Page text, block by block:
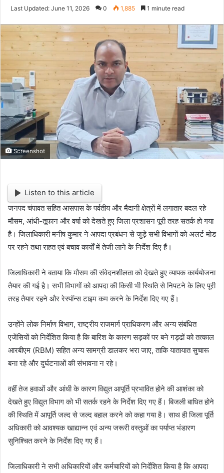
e
a
n
e
m
a
i
Last Updated: June 11, 2026 0 1,885 1 minute read
Screenshot
Listen to this article
जनपद चंपावत सहित आसपास के पर्वतीय और मैदानी क्षेत्रों में लगातार बदल रहे
मौसम, आंधी-तूफान और वर्षा को देखते हुए जिला प्रशासन पूरी तरह सतर्क हो गया
है। जिलाधिकारी मनीष कुमार ने आपदा प्रबंधन से जुड़े सभी विभागों को अलर्ट मोड
पर रहने तथा राहत एवं बचाव कार्यों में तेजी लाने के निर्देश दिए हैं।
जिलाधिकारी ने बताया कि मौसम की संवेदनशीलता को देखते हुए व्यापक कार्ययोजना
तैयार की गई है। सभी विभागों को आपदा की किसी भी स्थिति से निपटने के लिए पूरी
तरह तैयार रहने और रेस्पॉन्स टाइम कम करने के निर्देश दिए गए हैं।
उन्होंने लोक निर्माण विभाग, राष्ट्रीय राजमार्ग प्राधिकरण और अन्य संबंधित
एजेंसियों को निर्देशित किया है कि बारिश के कारण सड़कों पर बने गड्ढों को तत्काल
आरबीएम (RBM) सहित अन्य सामग्री डालकर भरा जाए, ताकि यातायात सुचारू
बना रहे और दुर्घटनाओं की संभावना न रहे।
वहीं तेज हवाओं और आंधी के कारण विद्युत आपूर्ति प्रभावित होने की आशंका को
देखते हुए विद्युत विभाग को भी सतर्क रहने के निर्देश दिए गए हैं। बिजली बाधित होने
की स्थिति में आपूर्ति जल्द से जल्द बहाल करने को कहा गया है। साथ ही जिला पूर्ति
अधिकारी को आवश्यक खाद्यान्न एवं अन्य जरूरी वस्तुओं का पर्याप्त भंडारण
सुनिश्चित करने के निर्देश दिए गए हैं।
जिलाधिकारी ने सभी अधिकारियों और कर्मचारियों को निर्देशित किया है कि आपदा